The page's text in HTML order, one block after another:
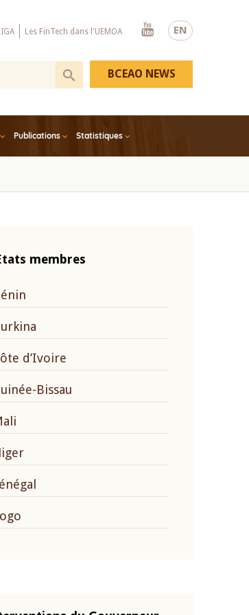
EN
Les FinTech dans l'UEMOA
Youtube
Publications Statistiques
BCEAO NEWS
membres
d’Ivoire
Bissau